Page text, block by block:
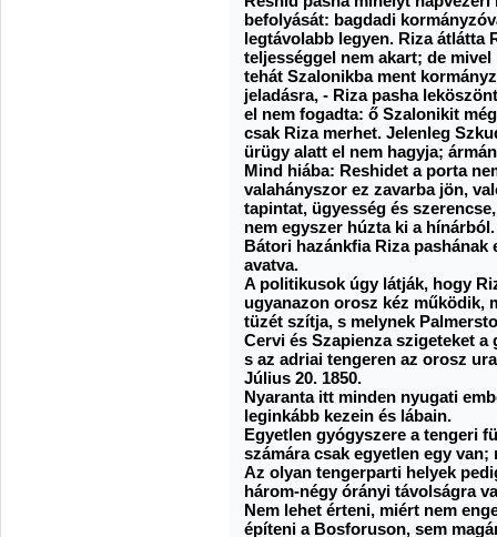
befolyását: bagdadi
legtávolabb legyen. Riza átlátta
teljességgel nem akart; de
tehát Szalonikba ment
jeladásra, - Riza pasha
el nem fogadta: ő Szalonikit
csak Riza merhet. Jelenleg
ürügy alatt el nem hagyja;
Mind hiába: Reshidet a porta
valahányszor ez zavarba jön,
tapintat, ügyesség és
nem egyszer húzta ki a hínárból.
Bátori hazánkfia Riza
avatva.
A politikusok úgy látják, hogy
ugyanazon orosz kéz működik,
tüzét szítja, s melynek
Cervi és Szapienza szigeteket
s az adriai tengeren az orosz
Július 20. 1850.
Nyaranta itt minden nyugati
leginkább kezein és lábain.
Egyetlen gyógyszere a tengeri
számára csak egyetlen egy
Az olyan tengerparti helyek
három-négy órányi távolságra
Nem lehet érteni, miért nem
építeni a Bosforuson, sem